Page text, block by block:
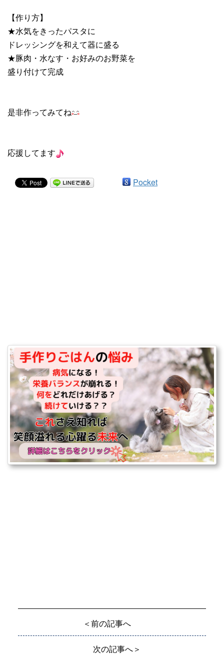
【作り方】
★水気をきったパスタに
ドレッシングを和えて器に盛る
★豚肉・水なす・お好みのお野菜を
盛り付けて完成
是非作ってみてね
応援してます
Pocket
＜前の記事へ
次の記事へ＞